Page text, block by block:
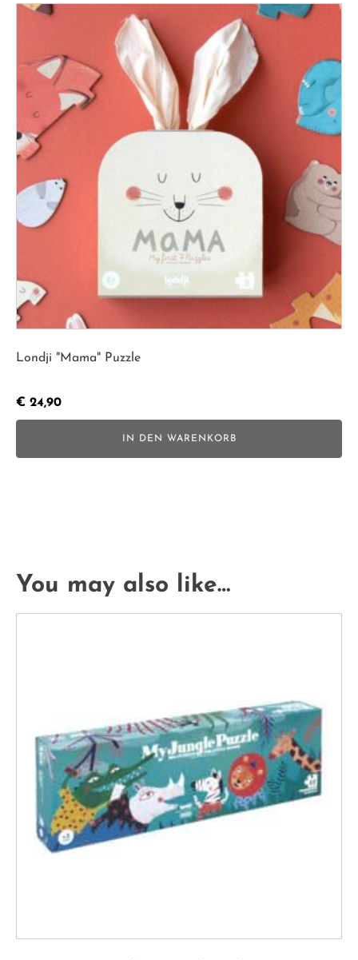
Londji "Mama" Puzzle
€ 24,90
IN DEN WARENKORB
You may also like…